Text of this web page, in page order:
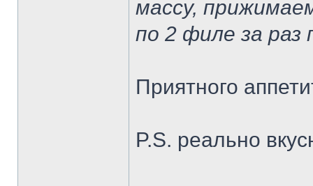
массу,
по 2 филе за раз
Приятного
P.S. реально